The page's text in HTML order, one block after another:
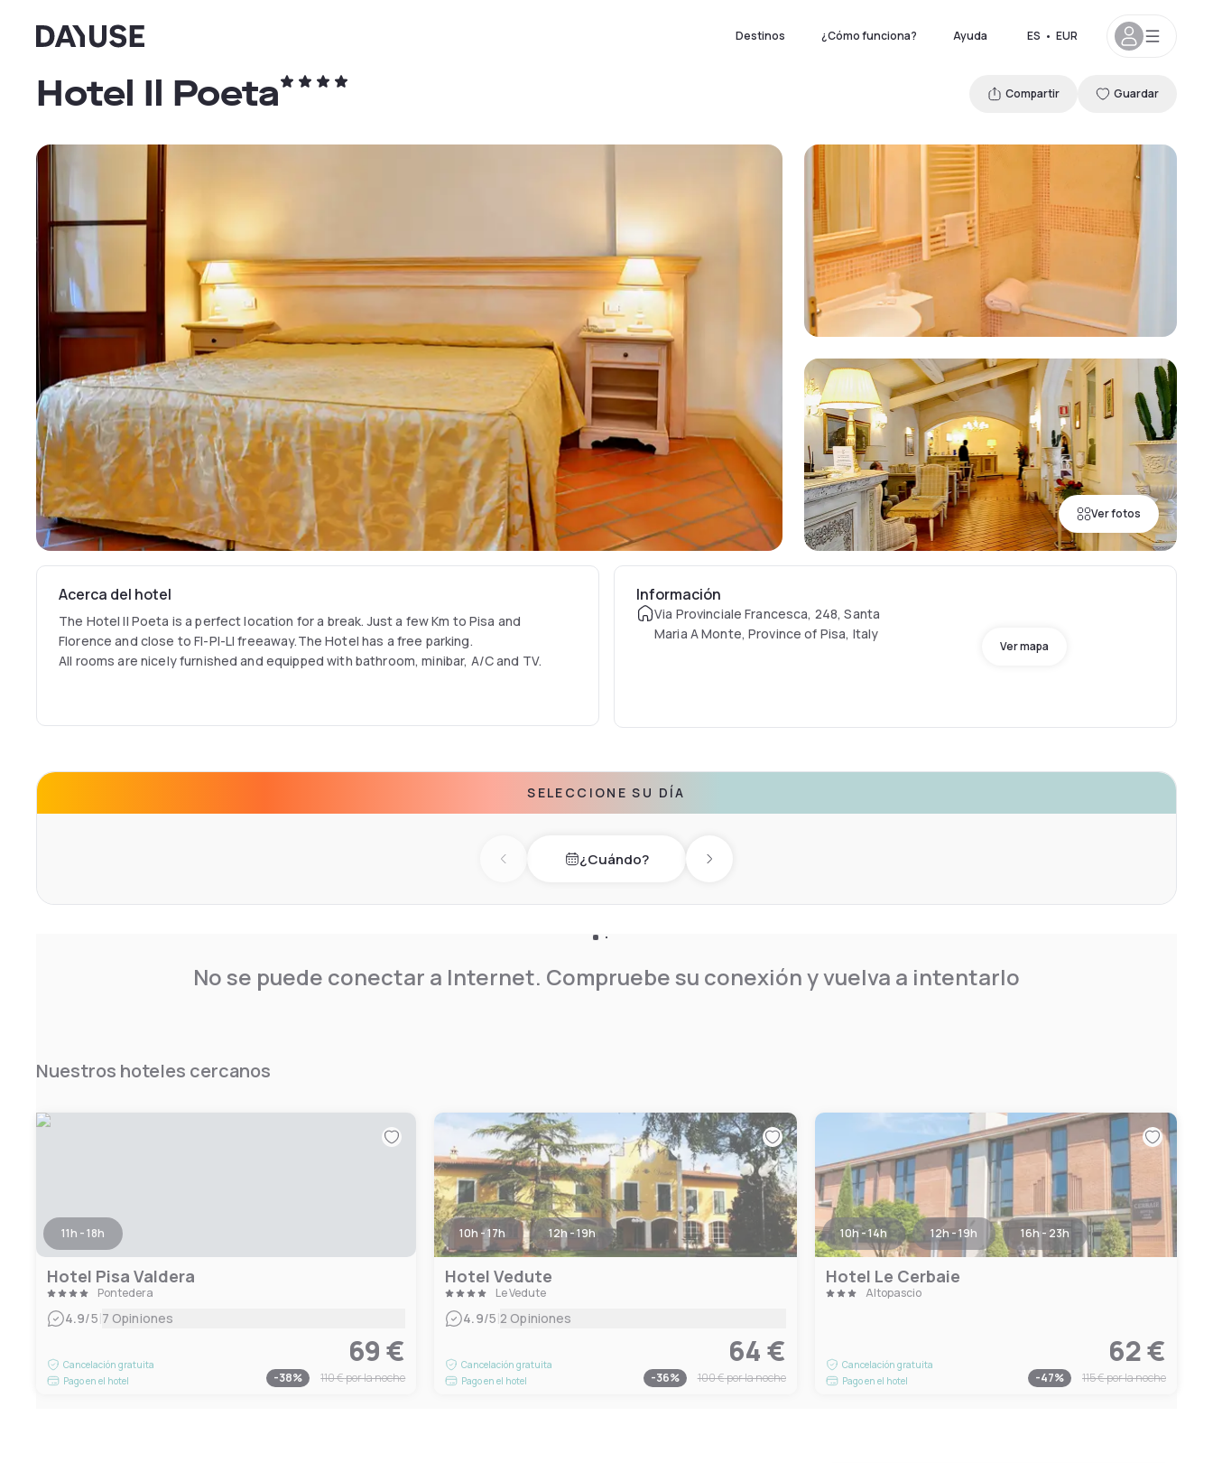
Dayuse Destinos ¿Cómo funciona? Ayuda ES • EUR
Ver fotos
Hotel Il Poeta Compartir Guardar
Acerca del hotel
The Hotel Il Poeta is a perfect location for a break. Just a few Km to Pisa and
Florence and close to FI-PI-LI freeaway.The Hotel has a free parking.
All rooms are nicely furnished and equipped with bathroom, minibar, A/C and TV.
Información
Via Provinciale Francesca, 248, Santa
Maria A Monte, Province of Pisa, Italy
Ver mapa
SELECCIONE SU DÍA
Previous day¿Cuándo? Next day
No se puede conectar a Internet. Compruebe su conexión y vuelva a intentarlo
Nuestros hoteles cercanos
11h - 18h
Hotel Pisa Valdera
Pontedera
4.9/5|7 Opiniones
Cancelación gratuita
Pago en el hotel
69 €
-38% 110 €por la noche
10h - 17h 12h - 19h
Hotel Vedute
Le Vedute
4.9/5|2 Opiniones
Cancelación gratuita
Pago en el hotel
64 €
-36% 100 €por la noche
10h - 14h 12h - 19h 16h - 23h
Hotel Le Cerbaie
Altopascio
Cancelación gratuita
Pago en el hotel
62 €
-47% 115 €por la noche